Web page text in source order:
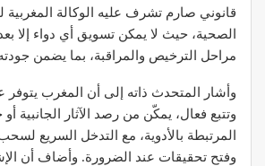
قانوني صارم تشرف عليه الوكالة المغربية
الصحية، حيث لا يمكن تسويق أي دواء إلا
مراحل الترخيص والمراقبة، بما يضمن
وأشار المتحدث ذاته إلى أن المغرب
وتتبع فعال، يمكّن من رصد الآثار الجانبية
المرتبطة بالأدوية، مع التدخل السريع
وفتح تحقيقات عند الضرورة. وأضاف أن